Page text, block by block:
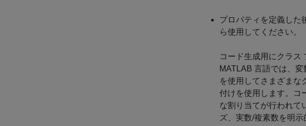
プロパティを定義した
ら使用してください。
コード生成用にクラス
MATLAB 言語では、
を使用してさまざまな
付けを使用します。コ
な割り当てが行われて
ズ、実数/複素数を明示